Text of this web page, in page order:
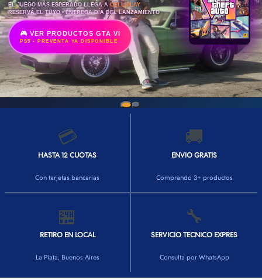
EL JUEGO MÁS ESPERADO LLEGA A CELL PLAY
RESERVÁ EL TUYO • ENTREGA DÍA DEL LANZAMIENTO
🎮 VER PRODUCTOS GTA VI
PS5 • PREVENTA YA DISPONIBLE
💳
HASTA 12 CUOTAS
Con tarjetas bancarias
🚚
ENVIO GRATIS
Comprando 3+ productos
🏪
RETIRO EN LOCAL
La Plata, Buenos Aires
🔧
SERVICIO TECNICO EXPRES
Consulta por WhatsApp